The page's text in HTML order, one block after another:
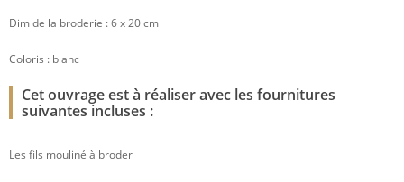
Dim de la broderie : 6 x 20 cm
Coloris : blanc
Cet ouvrage est à réaliser avec les fournitures
suivantes incluses :
Les fils mouliné à broder